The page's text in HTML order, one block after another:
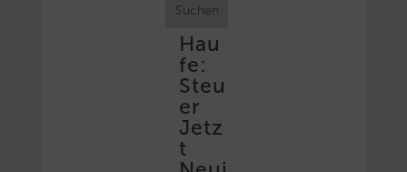
Suchen
Hau
fe:
Steu
er
Jetz
t